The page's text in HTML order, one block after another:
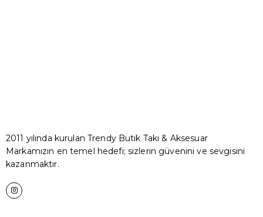
2011 yılında kurulan Trendy Butik Takı & Aksesuar
Markamızın en temel hedefi; sizlerin güvenini ve sevgisini
kazanmaktır.